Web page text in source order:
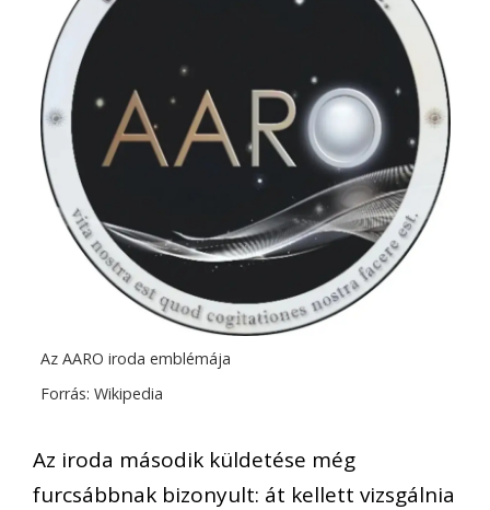
Az AARO iroda emblémája
Forrás: Wikipedia
Az iroda második küldetése még
furcsábbnak bizonyult: át kellett vizsgálnia